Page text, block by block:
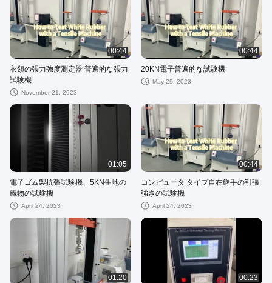
00:44
衣類の張力強度測定器 普遍的な張力
試験機
November 21, 2023
00:44
20KN電子普遍的な試験機
May 29, 2023
01:05
電子ゴム製抗張試験機、5KN生地の
織物の試験機
April 24, 2023
00:44
コンピュータ タイプ自在継手の引張
強さの試験機
April 24, 2023
01:20 00:23